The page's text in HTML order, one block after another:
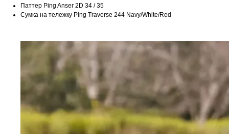
Паттер Ping Anser 2D 34 / 35
Сумка на тележку Ping Traverse 244 Navy/White/Red